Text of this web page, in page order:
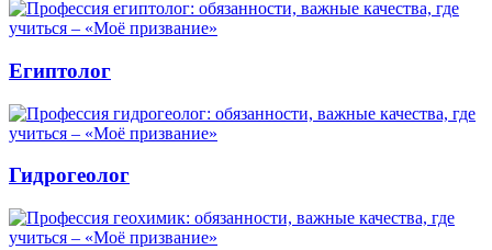
Египтолог
Гидрогеолог